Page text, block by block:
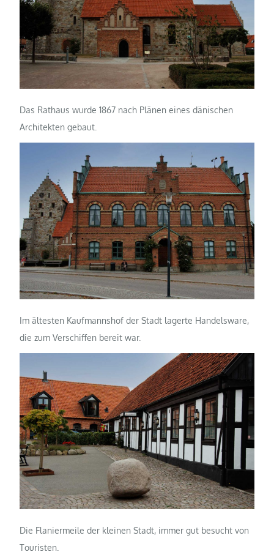
Das Rathaus wurde 1867 nach Plänen eines dänischen
Architekten gebaut.
Im ältesten Kaufmannshof der Stadt lagerte Handelsware,
die zum Verschiffen bereit war.
Die Flaniermeile der kleinen Stadt, immer gut besucht von
Touristen.